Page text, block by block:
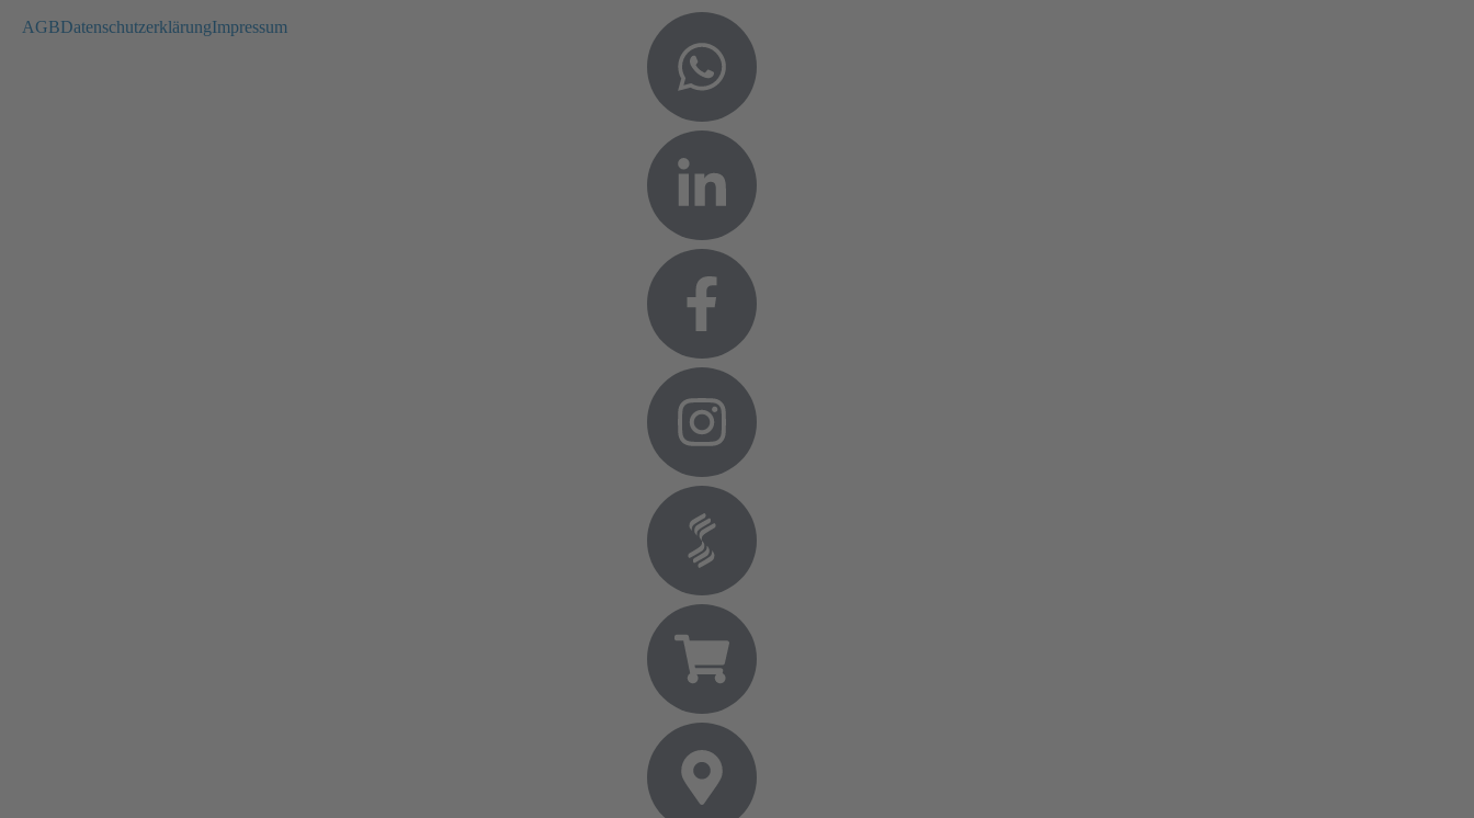
AGBDatenschutzerklärungImpressum